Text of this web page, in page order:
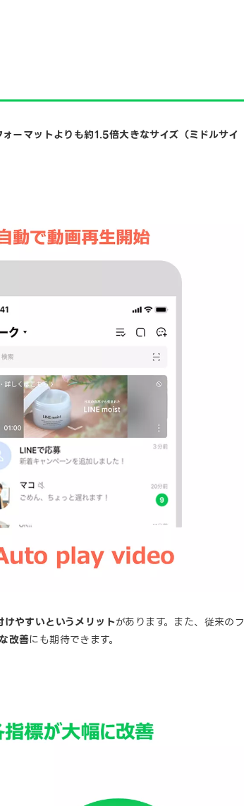
ーマットよりも約1.5倍大きなサイズ（ミドルサイ
やすいというメリットがあります。また、従来のフ
改善にも期待できます。